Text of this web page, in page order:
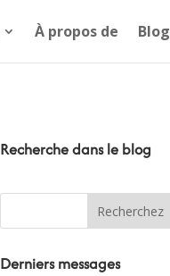
À propos de Blog
Recherche dans le blog
Derniers messages